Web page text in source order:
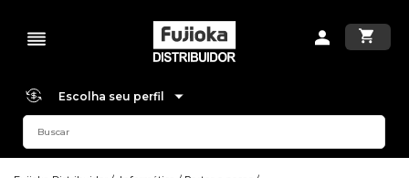
Escolha seu perfil